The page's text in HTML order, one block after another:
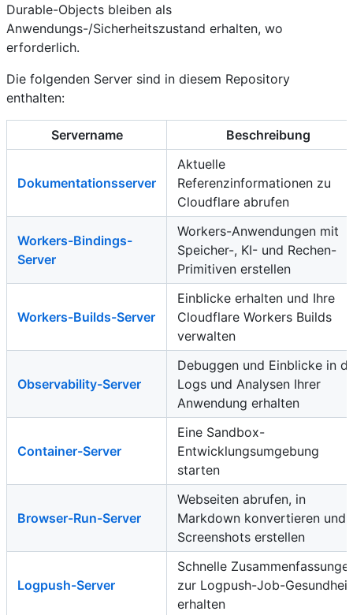
Durable-Objects bleiben als
Anwendungs-/Sicherheitszustand erhalten, wo
erforderlich.
Die folgenden Server sind in diesem Repository
enthalten:
Servername Beschreibung
Dokumentationsserver
Aktuelle
Referenzinformationen zu
Cloudflare abrufen
Workers-Bindings-
Server
Workers-Anwendungen mit
Speicher-, KI- und Rechen-
Primitiven erstellen
Workers-Builds-Server
Einblicke erhalten und Ihre
Cloudflare Workers Builds
verwalten
Observability-Server
Debuggen und Einblicke in
Logs und Analysen Ihrer
Anwendung erhalten
Container-Server
Eine Sandbox-
Entwicklungsumgebung
starten
Browser-Run-Server
Webseiten abrufen, in
Markdown konvertieren und
Screenshots erstellen
Logpush-Server
Schnelle
zur Logpush-Job-Gesundheit
erhalten